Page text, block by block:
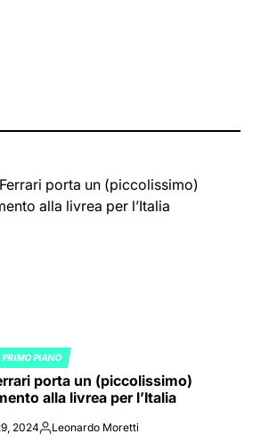
PIANO
porta un (piccolissimo)
alla livrea per l’Italia
2024Posted
Leonardo Moretti